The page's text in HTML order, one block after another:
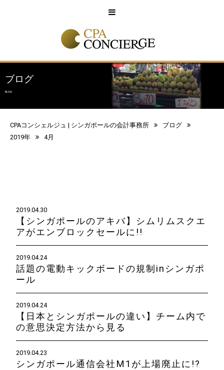
ブログ
BLOG
CPAコンシェルジュ | シンガポールの会計事務所
ブログ
2019年
4月
2019.04.30
【シンガポールのアキバ】シムリムスクエ
アがエンブロックセールに!!
2019.04.24
話題の電動キックボードの規制inシンガポ
ール
2019.04.24
【日本とシンガポールの違い】チーム内で
の意思決定方法から見る
2019.04.23
シンガポール通信会社M1が上場廃止に!?